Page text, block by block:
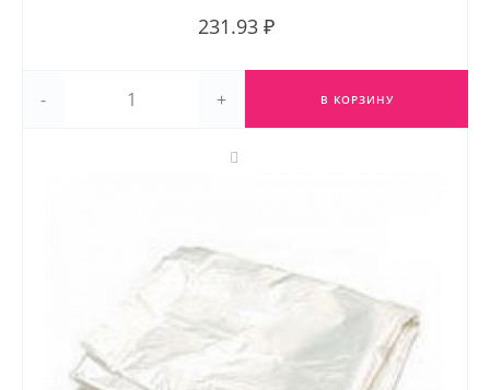
231.93 ₽
- + В КОРЗИНУ